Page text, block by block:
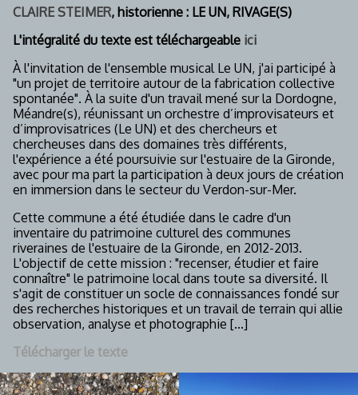
CLAIRE STEIMER, historienne : LE UN, RIVAGE(S)
L'intégralité du texte est téléchargeable ici
À l'invitation de l'ensemble musical Le UN, j'ai participé à
"un projet de territoire autour de la fabrication collective
spontanée". À la suite d'un travail mené sur la Dordogne,
Méandre(s), réunissant un orchestre d’improvisateurs et
d’improvisatrices (Le UN) et des chercheurs et
chercheuses dans des domaines très différents,
l'expérience a été poursuivie sur l'estuaire de la Gironde,
avec pour ma part la participation à deux jours de création
en immersion dans le secteur du Verdon-sur-Mer.
Cette commune a été étudiée dans le cadre d'un
inventaire du patrimoine culturel des communes
riveraines de l'estuaire de la Gironde, en 2012-2013.
L'objectif de cette mission : "recenser, étudier et faire
connaître" le patrimoine local dans toute sa diversité. Il
s'agit de constituer un socle de connaissances fondé sur
des recherches historiques et un travail de terrain qui allie
observation, analyse et photographie [...]
Télécharger le texte